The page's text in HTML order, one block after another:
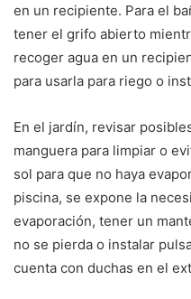
en un recipiente. Para el
tener el grifo abierto
recoger agua en un
para usarla para riego o
En el jardín, revisar
manguera para limpiar o
sol para que no haya
piscina, se expone la
evaporación, tener un
no se pierda o instalar
cuenta con duchas en el